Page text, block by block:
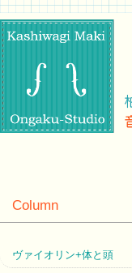
Column
ヴァイオリン+体と頭